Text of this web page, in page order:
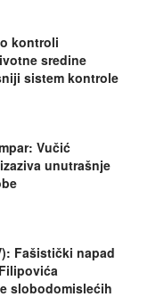
kontroli
sredine
sistem kontrole
Vučić
unutrašnje
Fašistički napad
slobodomislećih